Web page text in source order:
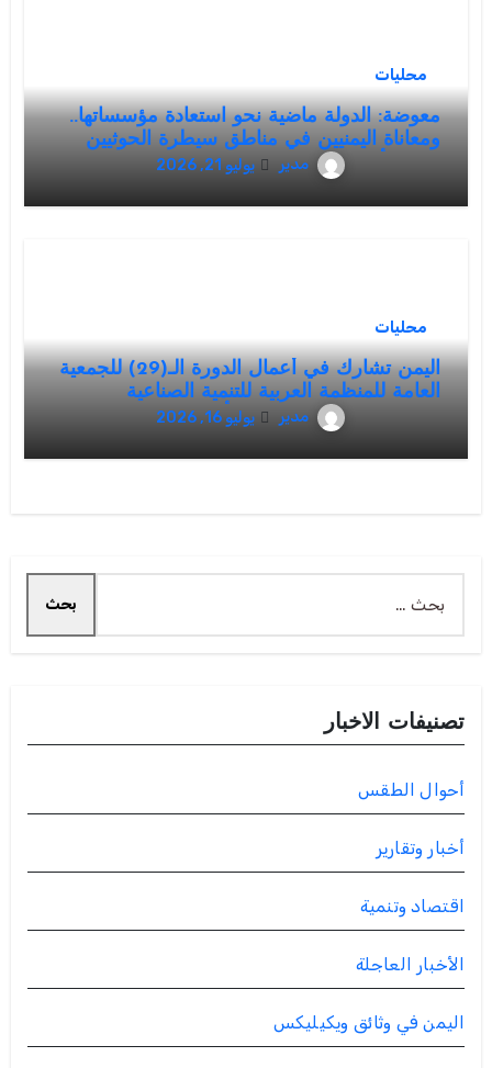
محليات
معوضة: الدولة ماضية نحو استعادة مؤسساتها..
ومعاناة اليمنيين في مناطق سيطرة الحوثيين
تتصدر أولويات القيادة الشرعية
مدير يوليو 21, 2026
محليات
اليمن تشارك في أعمال الدورة الـ(29) للجمعية
العامة للمنظمة العربية للتنمية الصناعية
والتقييس والتعدين بوفد يرأسه وزير الصناعة
مدير يوليو 16, 2026
عن:
تصنيفات الاخبار
أحوال الطقس
أخبار وتقارير
اقتصاد وتنمية
الأخبار العاجلة
اليمن في وثائق ويكيليكس